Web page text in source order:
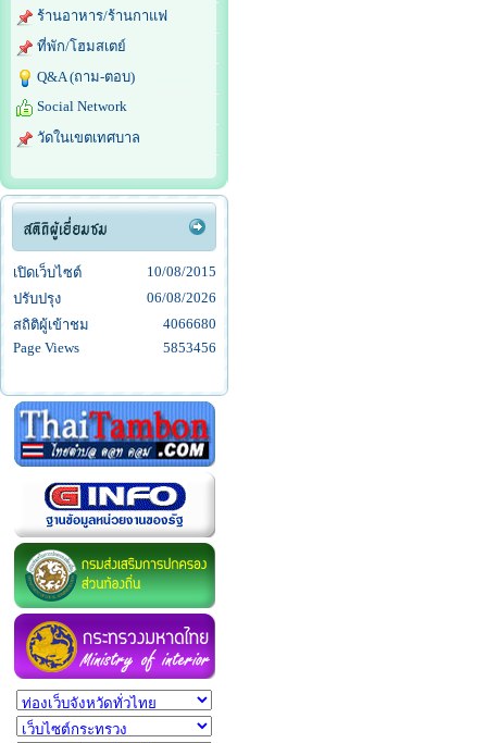
ร้านอาหาร/ร้านกาแฟ
ที่พัก/โฮมสเตย์
Q&A (ถาม-ตอบ)
Social Network
วัดในเขตเทศบาล
เปิดเว็บไซต์
10/08/2015
ปรับปรุง
06/08/2026
สถิติผู้เข้าชม
4066680
Page Views
5853456